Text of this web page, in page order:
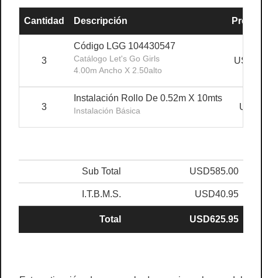
Cantidad Descripción
3
Código LGG 104430547
Catálogo Let's Go Girls
4.00m Ancho X 2.50alto
3
Instalación Rollo De 0.52m X 10mts
Instalación Básica
Sub Total USD585.00
I.T.B.M.S. USD40.95
Total USD625.95